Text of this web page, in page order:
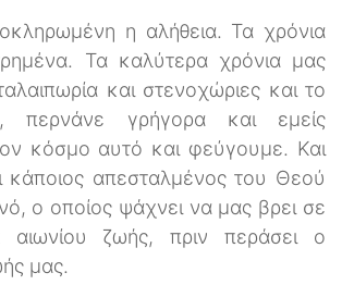
η αλήθεια. Τα χρόνια
Τα καλύτερα χρόνια μας
και στενοχώριες και το
περνάνε γρήγορα και εμείς
κόσμο αυτό και φεύγουμε. Και
κάποιος απεσταλμένος του Θεού
ο οποίος ψάχνει να μας βρει σε
αιωνίου ζωής, πριν περάσει ο
μας.